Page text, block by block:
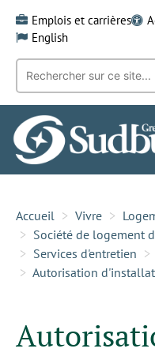
content
Emplois et carrières
English
Recherche
mot-
clé:
Accueil Vivre
Société de logement
Services d'entretien
Autorisation